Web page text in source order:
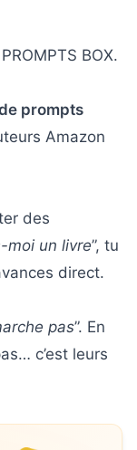
BOX.
prompts
Amazon
des
moi un livre”, tu
direct.
pas”. En
c’est leurs